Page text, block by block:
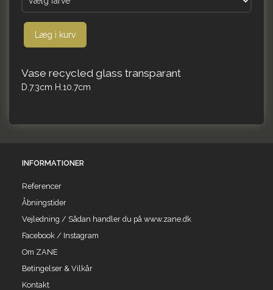
Læg i kurv
Vase recycled glass transparant
D.7.3cm H.10.7cm
INFORMATIONER
Referencer
Åbningstider
Vejledning / Sådan handler du på www.zane.dk
Facebook / Instagram
Om ZANE
Betingelser & Vilkår
Kontakt